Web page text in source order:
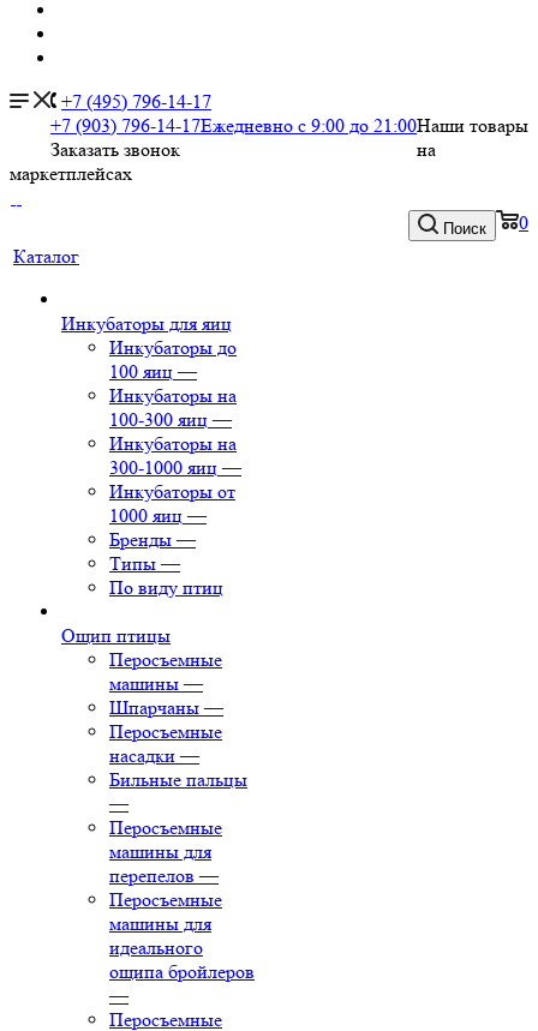
+7 (495) 796-14-17
+7 (903) 796-14-17Ежедневно с 9:00 до 21:00
Заказать звонок
Наши товары
на
маркетплейсах
0
Поиск
Каталог
Инкубаторы для яиц
Инкубаторы до
100 яиц —
Инкубаторы на
100-300 яиц —
Инкубаторы на
300-1000 яиц —
Инкубаторы от
1000 яиц —
Бренды —
Типы —
По виду птиц
Ощип птицы
Перосъемные
машины —
Шпарчаны —
Перосъемные
насадки —
Бильные пальцы
—
Перосъемные
машины для
перепелов —
Перосъемные
машины для
идеального
ощипа бройлеров
—
Перосъемные